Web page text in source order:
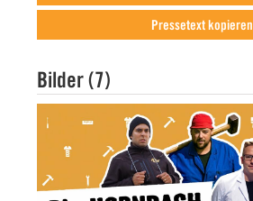
Pressetext kopieren
Bilder (7)